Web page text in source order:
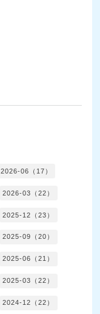
2026-06（17）
2026-03（22）
2025-12（23）
2025-09（20）
2025-06（21）
2025-03（22）
2024-12（22）